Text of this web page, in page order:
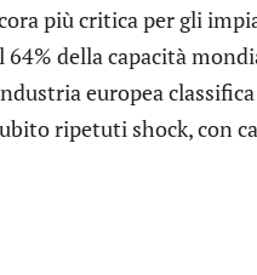
più critica per gli
della capacità
europea
ripetuti shock, con